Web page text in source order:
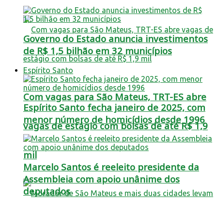
Com vagas para São Mateus, TRT-ES abre
vagas de estágio com bolsas de até R$ 1,9
mil
Governo do Estado anuncia investimentos
de R$ 1,5 bilhão em 32 municípios
Espírito Santo
Espírito Santo fecha janeiro de 2025, com
menor número de homicídios desde 1996
Marcelo Santos é reeleito presidente da
Assembleia com apoio unânime dos
deputados